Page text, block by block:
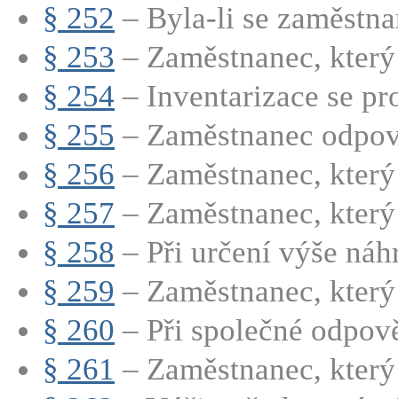
§ 252 – Byla-li se
§ 253 – Zaměstnanec,
§ 254 – Inventarizace se
§ 255 – Zaměstnanec
§ 256 – Zaměstnanec,
§ 257 – Zaměstnanec,
§ 258 – Při určení výše
§ 259 – Zaměstnanec,
§ 260 – Při společné
§ 261 – Zaměstnanec,